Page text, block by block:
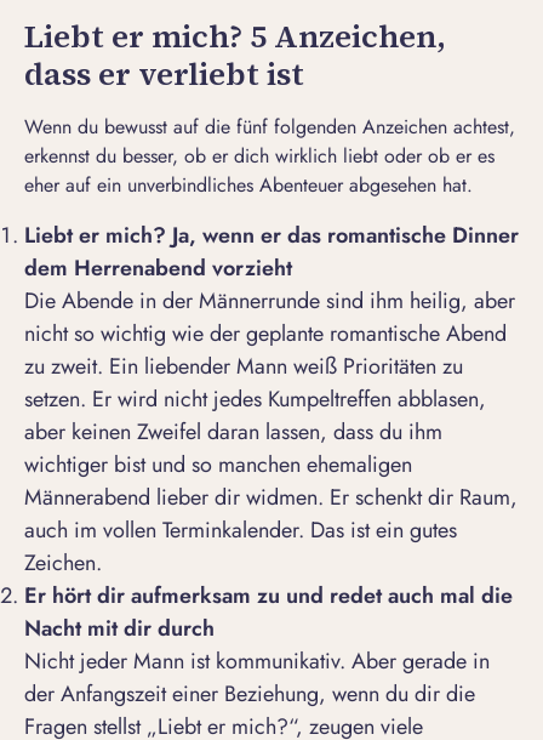
Liebt er mich? 5 Anzeichen,
dass er verliebt ist
Wenn du bewusst auf die fünf folgenden Anzeichen achtest,
erkennst du besser, ob er dich wirklich liebt oder ob er es
eher auf ein unverbindliches Abenteuer abgesehen hat.
Liebt er mich? Ja, wenn er das romantische Dinner
dem Herrenabend vorzieht
Die Abende in der Männerrunde sind ihm heilig, aber
nicht so wichtig wie der geplante romantische Abend
zu zweit. Ein liebender Mann weiß Prioritäten zu
setzen. Er wird nicht jedes Kumpeltreffen abblasen,
aber keinen Zweifel daran lassen, dass du ihm
wichtiger bist und so manchen ehemaligen
Männerabend lieber dir widmen. Er schenkt dir Raum,
auch im vollen Terminkalender. Das ist ein gutes
Zeichen.
Er hört dir aufmerksam zu und redet auch mal die
Nacht mit dir durch
Nicht jeder Mann ist kommunikativ. Aber gerade in
der Anfangszeit einer Beziehung, wenn du dir die
Fragen stellst „Liebt er mich?“, zeugen viele